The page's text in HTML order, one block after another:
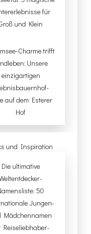
für
und Klein
Charme trifft
Unsere
einzigartigen
auf dem Esterer
Hof
und Inspiration
Die ultimative
50
Jungen-
Mädchennamen
Reiseliebhaber-